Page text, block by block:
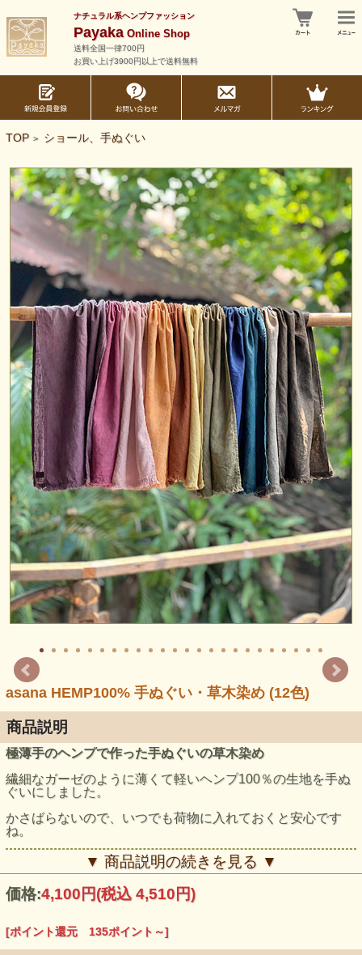
ナチュラル系ヘンプファッション
PayakaOnline Shop
送料全国一律700円
お買い上げ3900円以上で送料無料
TOP > ショール、手ぬぐい
asana HEMP100% 手ぬぐい・草木染め (12色)
商品説明
極薄手のヘンプで作った手ぬぐいの草木染め
繊細なガーゼのように薄くて軽いヘンプ100％の生地を手ぬ
ぐいにしました。
かさばらないので、いつでも荷物に入れておくと安心です
ね。
モデル身長：159cm（マンゴーインディゴ、ライトツリー着
▼ 商品説明の続きを見る ▼
価格:4,100円(税込 4,510円)
[ポイント還元 135ポイント～]